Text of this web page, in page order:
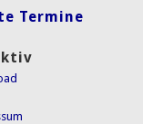
Termine